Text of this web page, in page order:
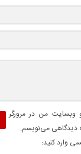
وبسایت من در مرورگر
دیدگاهی می‌نویسم.
وارد کنید: